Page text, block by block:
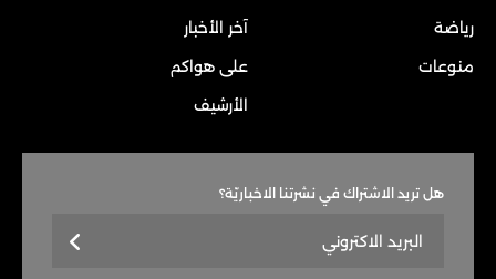
رياضة
منوعات
آخر الأخبار
على هواكم
الأرشيف
هل تريد الاشتراك في نشرتنا الاخباريّة؟